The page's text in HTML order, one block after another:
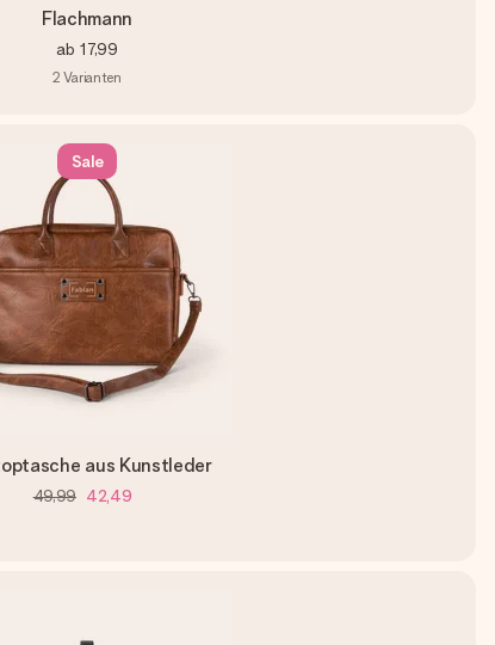
Flachmann
ab 17,99
2 Varianten
Sale
aus Kunstleder
49,99 42,49